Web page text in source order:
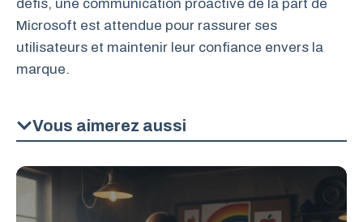
défis, une communication proactive de la part de
Microsoft est attendue pour rassurer ses
utilisateurs et maintenir leur confiance envers la
marque.
Vous aimerez aussi